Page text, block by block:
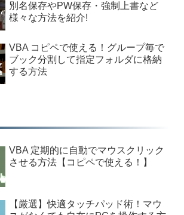
別名保存やPW保存・強制上書など
様々な方法を紹介!
VBA コピペで使える！グループ毎で
ブック分割して指定フォルダに格納
する方法
VBA 定期的に自動でマウスクリック
させる方法【コピペで使える！】
【厳選】快適タッチパッド術！マウ